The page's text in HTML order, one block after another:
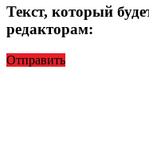
Текст, который
редакторам:
Отправить